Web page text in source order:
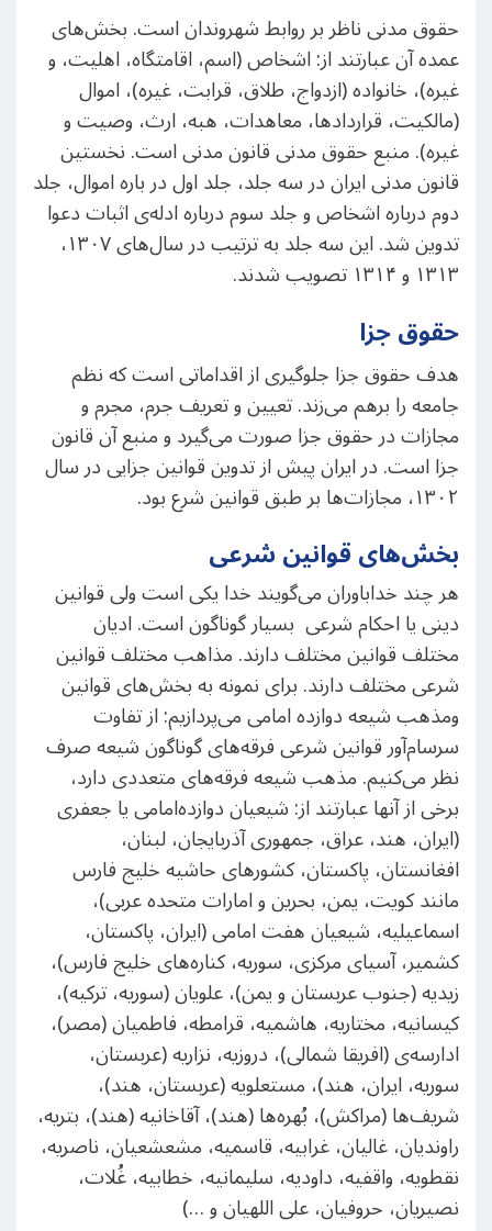
حقوق مدنی ناظر بر روابط شهروندان است. بخش‌های
عمده آن عبارتند از: اشخاص (اسم، اقامتگاه، اهلیت، و
غیره)، خانواده (ازدواج، طلاق، قرابت، غیره)، اموال
(مالکیت، قراردادها، معاهدات، هبه، ارث، وصیت و
غیره). منبع حقوق مدنی قانون مدنی است. نخستین
قانون مدنی ایران در سه جلد، جلد اول در باره اموال، جلد
دوم درباره اشخاص و جلد سوم درباره ادله‌ی اثبات دعوا
تدوین شد. این سه جلد به ترتیب در سال‌های ۱۳۰۷،
۱۳۱۳ و ۱۳۱۴ تصویب شدند.
حقوق جزا
هدف حقوق جزا جلوگیری از اقداماتی است که نظم
جامعه را برهم می‌زند. تعیین و تعریف جرم، مجرم و
مجازات در حقوق جزا صورت می‌گیرد و منبع آن قانون
جزا است. در ایران پیش از تدوین قوانین جزایی در سال
۱۳۰۲، مجازات‌ها بر طبق قوانین شرع بود.
بخش‌های قوانین شرعی
هر چند خداباوران می‌گویند خدا یکی است ولی قوانین
دینی یا احکام شرعی بسیار گوناگون است. ادیان
مختلف قوانین مختلف دارند. مذاهب مختلف قوانین
شرعی مختلف دارند. برای نمونه به بخش‌های قوانین
ومذهب شیعه دوازده امامی می‌پردازیم: از تفاوت
سرسام‌آور قوانین شرعی فرقه‌های گوناگون شیعه صرف
نظر می‌کنیم. مذهب شیعه فرقه‌های متعددی دارد،
برخی از آنها عبارتند از: شیعیان دوازده‌امامی یا جعفری
(ایران، هند، عراق، جمهوری آذربایجان، لبنان،
افغانستان، پاکستان، کشورهای حاشیه خلیج فارس
مانند کویت، یمن، بحرین و امارات متحده عربی)،
اسماعیلیه، شیعیان هفت امامی (ایران، پاکستان،
کشمیر، آسیای مرکزی، سوریه، کناره‌های خلیج فارس)،
زیدیه (جنوب عربستان و یمن)، علویان (سوریه، ترکیه)،
کیسانیه، مختاریه، هاشمیه، قرامطه، فاطمیان (مصر)،
ادارسه‌ی (افریقا شمالی)، دروزیه، نزاریه (عربستان،
سوریه، ایران، هند)، مستعلویه (عربستان، هند)،
شریف‌ها (مراکش)، بُهره‌ها (هند)، آقاخانیه (هند)، بتریه،
راوندیان، غالیان، غرابیه، قاسمیه، مشعشعیان، ناصریه،
نقطویه، واقفیه، داودیه، سلیمانیه، خطابیه، غُلات،
نصیریان، حروفیان، علی اللهیان و …)